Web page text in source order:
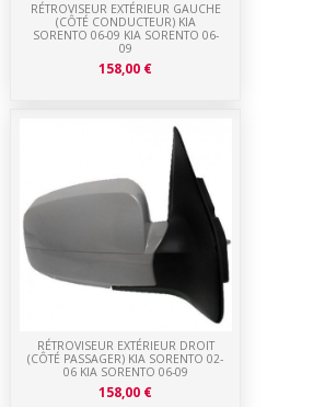
RÉTROVISEUR EXTÉRIEUR DROIT
(CÔTÉ PASSAGER) KIA SORENTO 02-
06 KIA SORENTO 06-09
158,00 €
RÉTROVISEUR EXTÉRIEUR GAUCHE
(CÔTÉ CONDUCTEUR) KIA
SORENTO 06-09 KIA SORENTO 06-
09
158,00 €